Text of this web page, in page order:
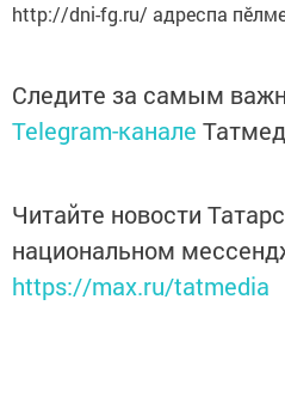
http://dni-fg.ru/ адреспа
Следите за самым
Telegram-канале
Читайте новости
национальном
https://max.ru/tatmedia